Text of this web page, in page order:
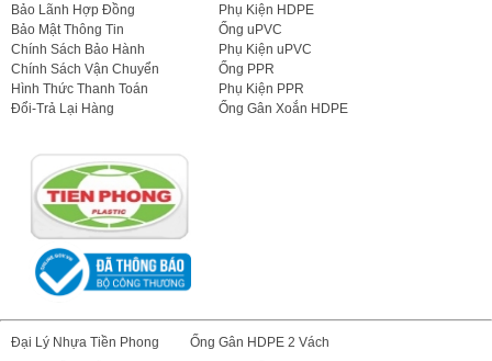
Bảo Lãnh Hợp Đồng
Bảo Mật Thông Tin
Chính Sách Bảo Hành
Chính Sách Vận Chuyển
Hình Thức Thanh Toán
Đổi-Trả Lại Hàng
Phụ Kiện HDPE
Ống uPVC
Phụ Kiện uPVC
Ống PPR
Phụ Kiện PPR
Ống Gân Xoắn HDPE
Đại Lý Nhựa Tiền Phong
Ống Gân HDPE 2 Vách